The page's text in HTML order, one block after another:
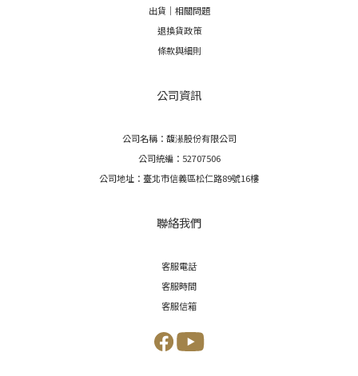
出貨｜相關問題
退換貨政策
條款與細則
公司資訊
公司名稱：馥濝股份有限公司
公司統編：52707506
公司地址：臺北市信義區松仁路89號16樓
聯絡我們
客服電話
客服時間
客服信箱